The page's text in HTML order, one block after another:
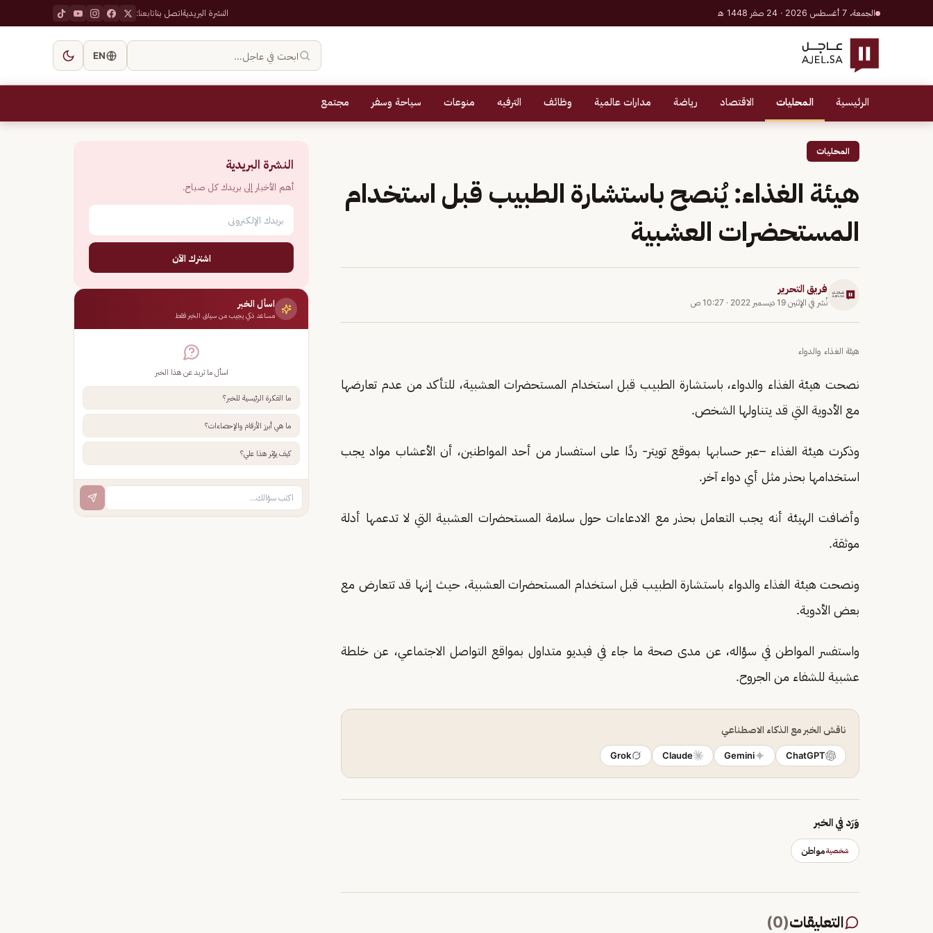
الجمعة، 7 أغسطس 2026 · 24 صفر 1448 هـ النشرة البريديةاتصل بناتابعنا:
ابحث في عاجل… EN
الرئيسية المحليات الاقتصاد رياضة مدارات عالمية وظائف الترفيه منوعات سياحة وسفر مجتمع
المحليات
هيئة الغذاء: يُنصح باستشارة الطبيب قبل استخدام
المستحضرات العشبية
فريق التحرير
نُشر في الإثنين 19 ديسمبر 2022 · 10:27 ص
هيئة الغذاء والدواء
نصحت هيئة الغذاء والدواء، باستشارة الطبيب قبل استخدام المستحضرات العشبية، للتأكد من عدم تعارضها
مع الأدوية التي قد يتناولها الشخص.
وذكرت هيئة الغذاء –عبر حسابها بموقع تويتر- ردًا على استفسار من أحد المواطنين، أن الأعشاب مواد يجب
استخدامها بحذر مثل أي دواء آخر.
وأضافت الهيئة أنه يجب التعامل بحذر مع الادعاءات حول سلامة المستحضرات العشبية التي لا تدعمها أدلة
موثقة.
ونصحت هيئة الغذاء والدواء باستشارة الطبيب قبل استخدام المستحضرات العشبية، حيث إنها قد تتعارض مع
بعض الأدوية.
واستفسر المواطن في سؤاله، عن مدى صحة ما جاء في فيديو متداول بمواقع التواصل الاجتماعي، عن خلطة
عشبية للشفاء من الجروح.
ناقش الخبر مع الذكاء الاصطناعي
ChatGPT
Gemini
Claude
Grok
وَرَد في الخبر
شخصيةمواطن
التعليقات(
0
)
النشرة البريدية
أهم الأخبار إلى بريدك كل صباح.
اشترك الآن
اسأل الخبر
مساعد ذكي يجيب من سياق الخبر فقط
اسأل ما تريد عن هذا الخبر
ما الفكرة الرئيسية للخبر؟
ما هي أبرز الأرقام والإحصاءات؟
كيف يؤثر هذا علي؟